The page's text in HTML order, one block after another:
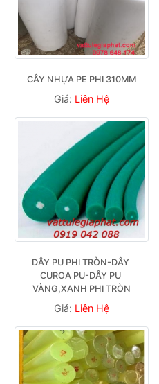
CÂY NHỰA PE PHI 310MM
Giá: Liên Hệ
DÂY PU PHI TRÒN-DÂY
CUROA PU-DÂY PU
VÀNG,XANH PHI TRÒN
Giá: Liên Hệ